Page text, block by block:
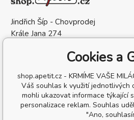
Jindřich Šíp - Chovprodej
Krále Jana 274
Česká Republika
DIČ: CZ6905302162
Cookies a
shop.apetit.cz - KRMÍME VAŠE
Váš souhlas k využití jednotlivých
mohli ukazovat informace týkající
personalizace reklam. Souhlas
"Ano,